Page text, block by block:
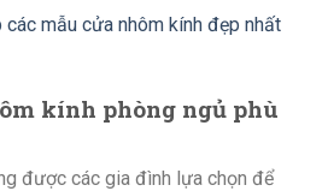
các mẫu cửa nhôm kính đẹp nhất
kính phòng ngủ phù
được các gia đình lựa chọn để